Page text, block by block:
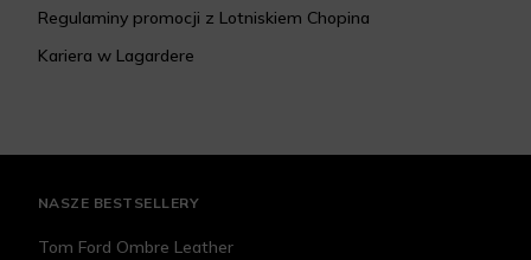
Regulaminy promocji z Lotniskiem Chopina
Kariera w Lagardere
NASZE BESTSELLERY
Tom Ford Ombre Leather